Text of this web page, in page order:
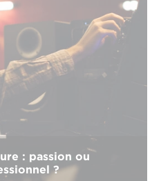
: passion ou
?